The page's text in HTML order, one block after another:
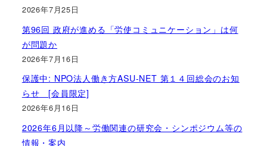
2026年7月25日
第96回 政府が進める「労使コミュニケーション」は何
が問題か
2026年7月16日
保護中: NPO法人働き方ASU-NET 第１４回総会のお知
らせ [会員限定]
2026年6月16日
2026年6月以降～労働関連の研究会・シンポジウム等の
情報・案内